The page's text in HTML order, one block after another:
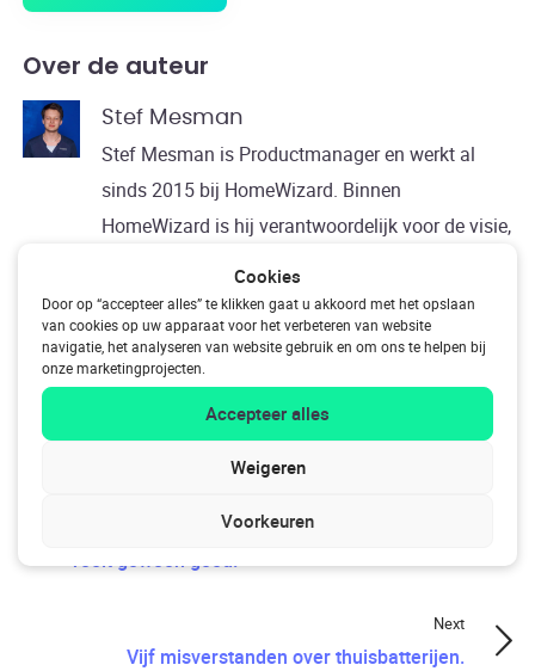
Cookies
Door op “accepteer alles” te klikken gaat u akkoord met het opslaan
van cookies op uw apparaat voor het verbeteren van website
navigatie, het analyseren van website gebruik en om ons te helpen bij
onze marketingprojecten.
Accepteer alles
Weigeren
Voorkeuren
Over de auteur
Stef Mesman
Stef Mesman is Productmanager en werkt al
sinds 2015 bij HomeWizard. Binnen
HomeWizard is hij verantwoordelijk voor de visie,
HomeWizard producten. Hij werkt nauw samen
met alle teams om nieuwe ontwikkelingen vorm
te geven.
's Avonds tv kijken op je eigen stroom, dat
voelt gewoon goed.
Next
Vijf misverstanden over thuisbatterijen.